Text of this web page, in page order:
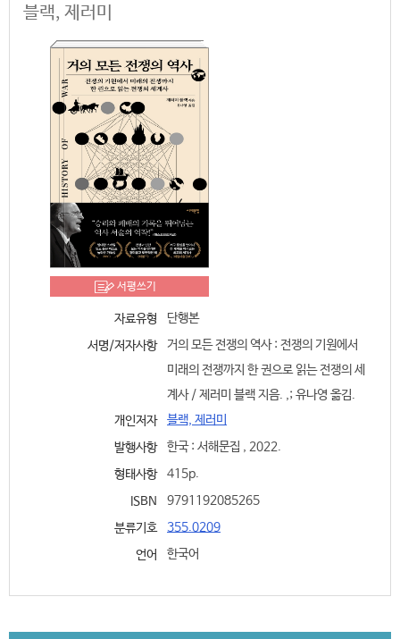
블랙, 제러미
서평쓰기
자료유형
단행본
서명/저자사항
거의 모든 전쟁의 역사 : 전쟁의 기원에서
미래의 전쟁까지 한 권으로 읽는 전쟁의 세
계사 / 제러미 블랙 지음. ,; 유나영 옮김.
개인저자
블랙, 제러미
발행사항
한국 : 서해문집 , 2022.
형태사항
415p.
ISBN
9791192085265
분류기호
355.0209
언어
한국어